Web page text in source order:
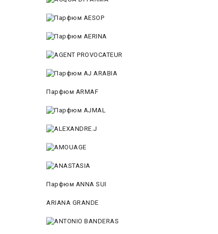
Парфюм ARMAF
Парфюм ANNA SUI
ARIANA GRANDE